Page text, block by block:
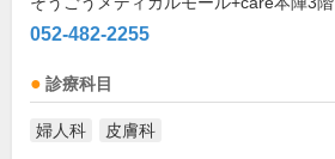
052-482-2255
診療科目
婦人科 皮膚科